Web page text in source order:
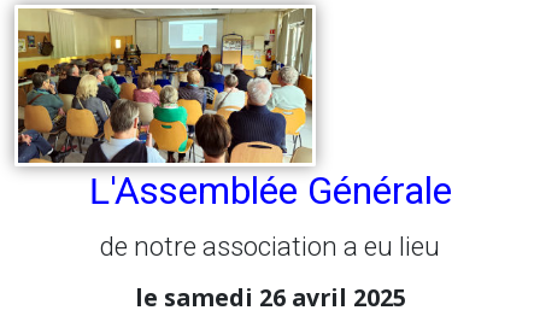
L'Assemblée Générale
de notre association a eu lieu
le samedi 26 avril 2025